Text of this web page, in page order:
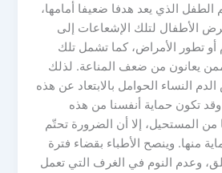
الذي يعد هدفا ضعيفا أمامها،
الأطفال لتلك الإشعاعات إلى
أو تطور الأمراض، كما تشمل تلك
ممن يعانون من ضعف المناعة. لذلك
النساء الحوامل بالابتعاد عن هذه
وقد تكون حماية أنفسنا من هذه
من المستحيل، إلا أن الضرورة تحتّم
منها. وينصح الأطباء بقضاء فترة
وعدم النوم في الغرف التي تعمل